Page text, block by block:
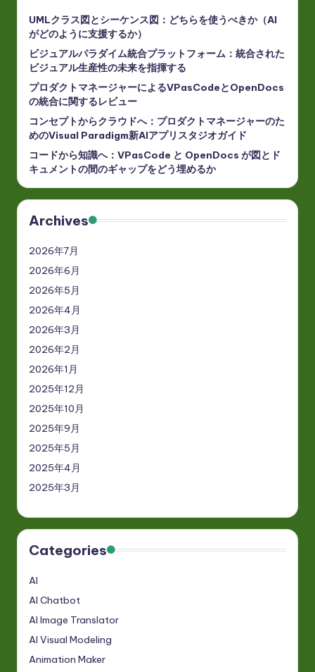
UMLクラス図とシーケンス図：どちらを使うべきか（AI
がどのように支援するか）
ビジュアルパラダイム統合プラットフォーム：統合された
ビジュアル生産性の未来を指揮する
プロダクトマネージャーによるVPasCodeとOpenDocs
の統合に関するレビュー
コンセプトからクラウドへ：プロダクトマネージャーのた
めのVisual Paradigm新AIアプリスタジオガイド
コードから知識へ：VPasCode と OpenDocs が図とド
キュメントの間のギャップをどう埋めるか
Archives
2026年7月
2026年6月
2026年5月
2026年4月
2026年3月
2026年2月
2026年1月
2025年12月
2025年10月
2025年9月
2025年5月
2025年4月
2025年3月
Categories
AI
AI Chatbot
AI Image Translator
AI Visual Modeling
Animation Maker